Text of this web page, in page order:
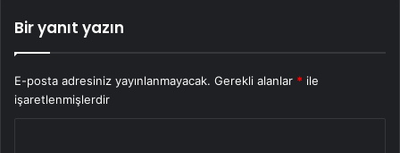
Bir yanıt yazın
E-posta adresiniz yayınlanmayacak. Gerekli alanlar * ile
işaretlenmişlerdir